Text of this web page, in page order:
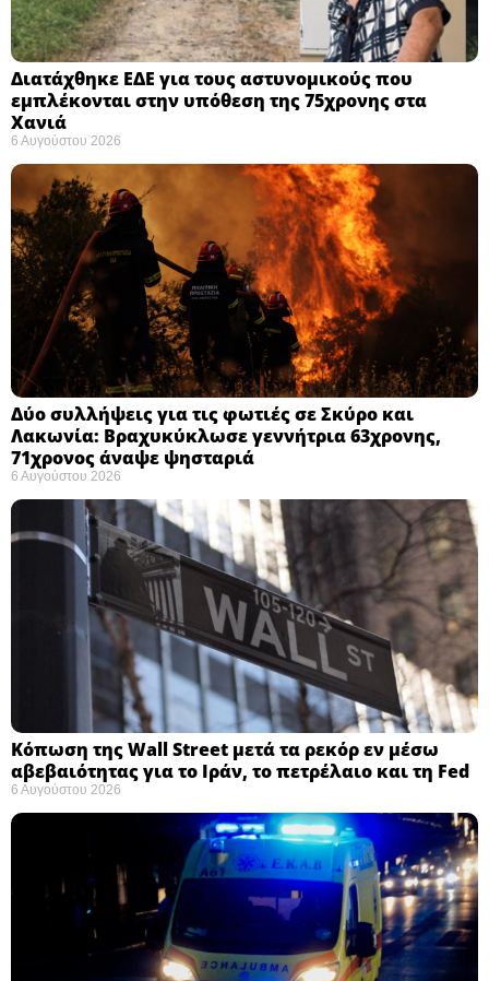
Διατάχθηκε ΕΔΕ για τους αστυνομικούς που
εμπλέκονται στην υπόθεση της 75χρονης στα
Χανιά
6 Αυγούστου 2026
Δύο συλλήψεις για τις φωτιές σε Σκύρο και
Λακωνία: Βραχυκύκλωσε γεννήτρια 63χρονης,
71χρονος άναψε ψησταριά
6 Αυγούστου 2026
Κόπωση της Wall Street μετά τα ρεκόρ εν μέσω
αβεβαιότητας για το Ιράν, το πετρέλαιο και τη Fed
6 Αυγούστου 2026